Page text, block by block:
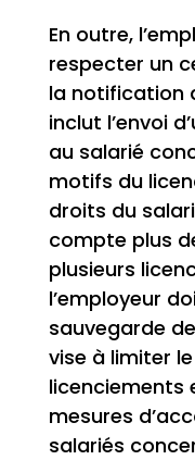
En outre,
respecter un
la notification
inclut l’envoi
au salarié
motifs du
droits du
compte plus
plusieurs
l’employeur
sauvegarde
vise à limiter
licenciements
mesures
salariés